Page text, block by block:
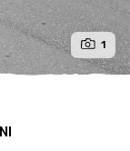
1